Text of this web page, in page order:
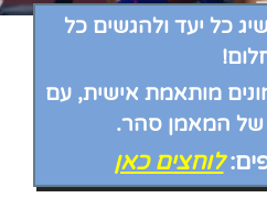
כל יעד ולהגשים כל
מותאמת אישית, עם
של המאמן סהר.
לוחצים כאן